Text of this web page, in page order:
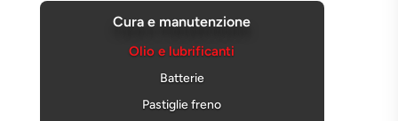
Cura e manutenzione
Olio e lubrificanti
Batterie
Pastiglie freno